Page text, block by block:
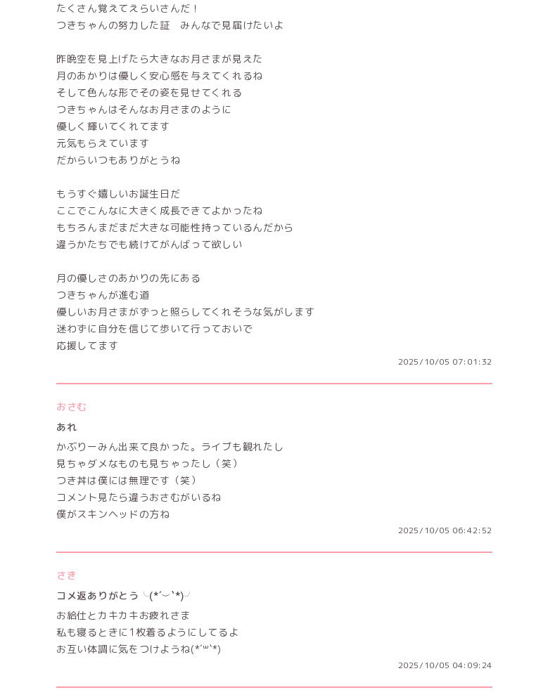
たくさん覚えてえらいさんだ！
つきちゃんの努力した証 みんなで見届けたいよ
昨晩空を見上げたら大きなお月さまが見えた
月のあかりは優しく安心感を与えてくれるね
そして色んな形でその姿を見せてくれる
つきちゃんはそんなお月さまのように
優しく輝いてくれてます
元気もらえています
だからいつもありがとうね
もうすぐ嬉しいお誕生日だ
ここでこんなに大きく成長できてよかったね
もちろんまだまだ大きな可能性持っているんだから
違うかたちでも続けてがんばって欲しい
月の優しさのあかりの先にある
つきちゃんが進む道
優しいお月さまがずっと照らしてくれそうな気がします
迷わずに自分を信じて歩いて行っておいで
応援してます
2025/10/05 07:01:32
おさむ
あれ
かぶりーみん出来て良かった。ライブも観れたし
見ちゃダメなものも見ちゃったし（笑）
つき丼は僕には無理です（笑）
コメント見たら違うおさむがいるね
僕がスキンヘッドの方ね
2025/10/05 06:42:52
さき
コメ返ありがとう╰(*´︶`*)╯
お給仕とカキカキお疲れさま
私も寝るときに1枚着るようにしてるよ
お互い体調に気をつけようね(*´꒳`*)
2025/10/05 04:09:24